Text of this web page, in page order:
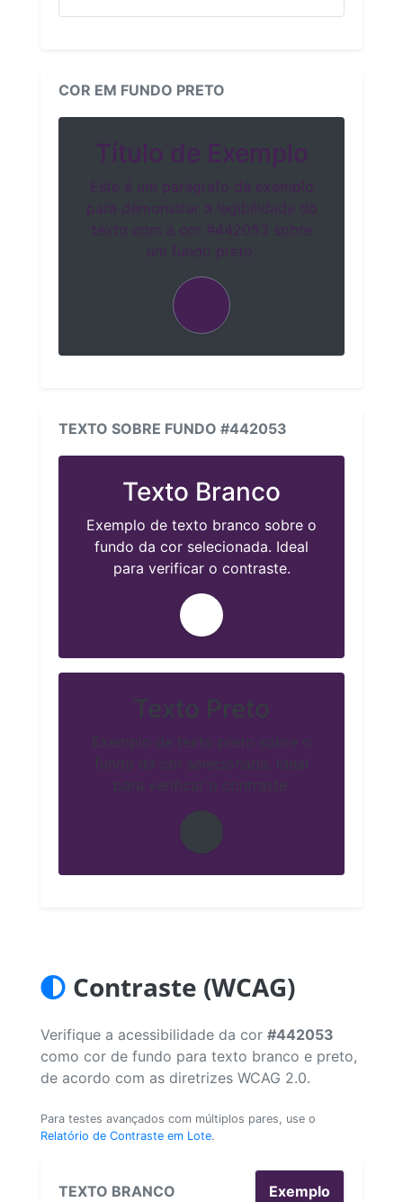
COR EM FUNDO PRETO
Título de Exemplo
Este é um parágrafo de exemplo
para demonstrar a legibilidade do
texto com a cor #442053 sobre
um fundo preto.
TEXTO SOBRE FUNDO #442053
Texto Branco
Exemplo de texto branco sobre o
fundo da cor selecionada. Ideal
para verificar o contraste.
Texto Preto
Exemplo de texto preto sobre o
fundo da cor selecionada. Ideal
para verificar o contraste.
Contraste (WCAG)
Verifique a acessibilidade da cor #442053
como cor de fundo para texto branco e preto,
de acordo com as diretrizes WCAG 2.0.
Para testes avançados com múltiplos pares, use o
Relatório de Contraste em Lote.
TEXTO BRANCO Exemplo